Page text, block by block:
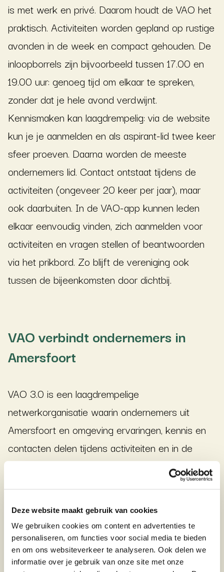
Deze website maakt gebruik van cookies
We gebruiken cookies om content en advertenties te
personaliseren, om functies voor social media te bieden
en om ons websiteverkeer te analyseren. Ook delen we
informatie over je gebruik van onze site met onze
is met werk en privé. Daarom houdt de VAO het
praktisch. Activiteiten worden gepland op rustige
avonden in de week en compact gehouden. De
inloopborrels zijn bijvoorbeeld tussen 17.00 en
19.00 uur: genoeg tijd om elkaar te spreken,
zonder dat je hele avond verdwijnt.
Kennismaken kan laagdrempelig: via de website
kun je je aanmelden en als aspirant-lid twee keer
sfeer proeven. Daarna worden de meeste
ondernemers lid. Contact ontstaat tijdens de
activiteiten (ongeveer 20 keer per jaar), maar
ook daarbuiten. In de VAO-app kunnen leden
elkaar eenvoudig vinden, zich aanmelden voor
activiteiten en vragen stellen of beantwoorden
via het prikbord. Zo blijft de vereniging ook
tussen de bijeenkomsten door dichtbij.
VAO verbindt ondernemers in
Amersfoort
VAO 3.0 is een laagdrempelige
netwerkorganisatie waarin ondernemers uit
Amersfoort en omgeving ervaringen, kennis en
contacten delen tijdens activiteiten en in de
VAO-app.
“De VAO verbindt ondernemers in Amersfoort
tot een scherp en waardevol klankbord.”